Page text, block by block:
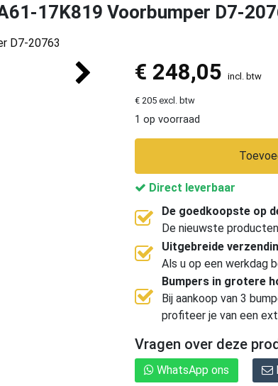
17K819 Voorbumper D7-
€ 248,05 incl. btw
€ 205 excl. btw
1 op voorraad
Direct leverbaar
De goedkoopste op
De nieuwste
Uitgebreide
Als u op een werkdag
Bumpers in grotere
Bij aankoop van 3
profiteer je van een
Vragen over deze
WhatsApp ons